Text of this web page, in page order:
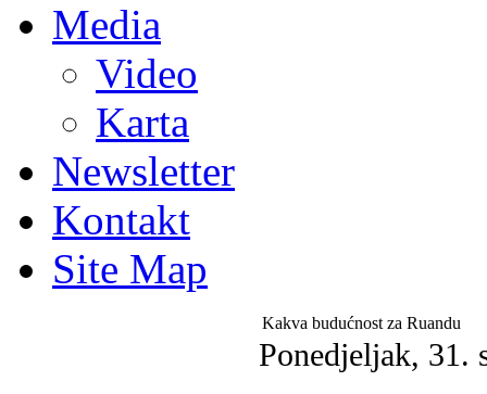
Media
Video
Karta
Newsletter
Kontakt
Site Map
Kakva budućnost za Ruandu
Ponedjeljak, 31.